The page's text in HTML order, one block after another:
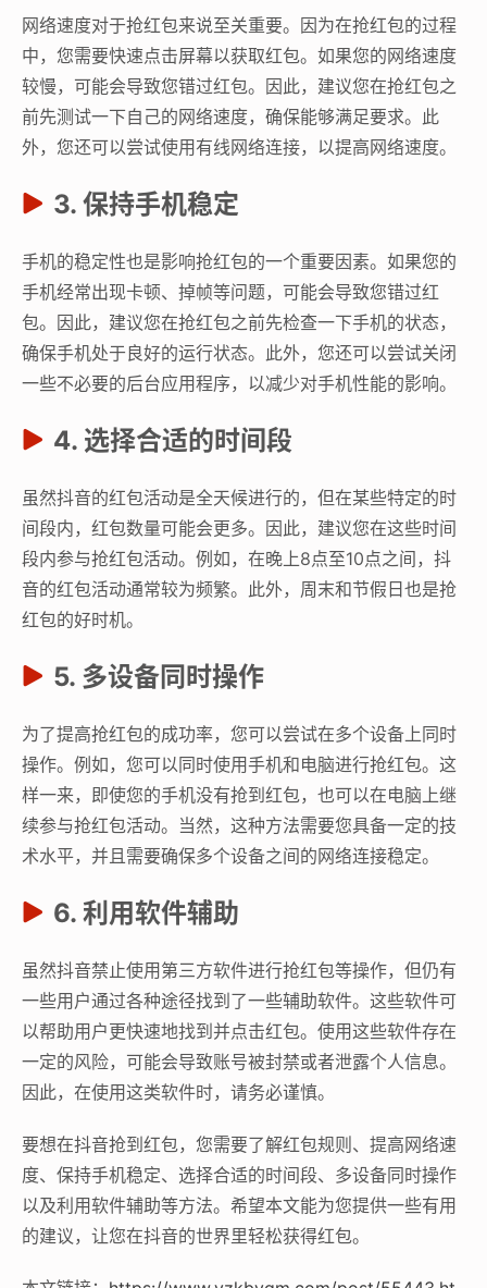
网络速度对于抢红包来说至关重要。因为在抢红包的过程
中，您需要快速点击屏幕以获取红包。如果您的网络速度
较慢，可能会导致您错过红包。因此，建议您在抢红包之
前先测试一下自己的网络速度，确保能够满足要求。此
外，您还可以尝试使用有线网络连接，以提高网络速度。
3. 保持手机稳定
手机的稳定性也是影响抢红包的一个重要因素。如果您的
手机经常出现卡顿、掉帧等问题，可能会导致您错过红
包。因此，建议您在抢红包之前先检查一下手机的状态，
确保手机处于良好的运行状态。此外，您还可以尝试关闭
一些不必要的后台应用程序，以减少对手机性能的影响。
4. 选择合适的时间段
虽然抖音的红包活动是全天候进行的，但在某些特定的时
间段内，红包数量可能会更多。因此，建议您在这些时间
段内参与抢红包活动。例如，在晚上8点至10点之间，抖
音的红包活动通常较为频繁。此外，周末和节假日也是抢
红包的好时机。
5. 多设备同时操作
为了提高抢红包的成功率，您可以尝试在多个设备上同时
操作。例如，您可以同时使用手机和电脑进行抢红包。这
样一来，即使您的手机没有抢到红包，也可以在电脑上继
续参与抢红包活动。当然，这种方法需要您具备一定的技
术水平，并且需要确保多个设备之间的网络连接稳定。
6. 利用软件辅助
虽然抖音禁止使用第三方软件进行抢红包等操作，但仍有
一些用户通过各种途径找到了一些辅助软件。这些软件可
以帮助用户更快速地找到并点击红包。使用这些软件存在
一定的风险，可能会导致账号被封禁或者泄露个人信息。
因此，在使用这类软件时，请务必谨慎。
要想在抖音抢到红包，您需要了解红包规则、提高网络速
度、保持手机稳定、选择合适的时间段、多设备同时操作
以及利用软件辅助等方法。希望本文能为您提供一些有用
的建议，让您在抖音的世界里轻松获得红包。